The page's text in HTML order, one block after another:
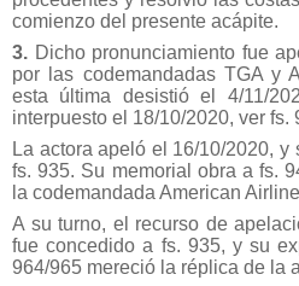
comienzo del presente acápite.
3. Dicho pronunciamiento fue
por las codemandadas TGA y
esta última desistió el 4/11/
interpuesto el 18/10/2020, ver fs.
La actora apeló el 16/10/2020,
fs. 935. Su memorial obra a fs.
la codemandada American
A su turno, el recurso de
fue concedido a fs. 935, y su
964/965 mereció la réplica de la